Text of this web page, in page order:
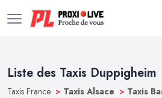
Liste des Taxis Duppigheim
Taxis France > Taxis Alsace > Taxis